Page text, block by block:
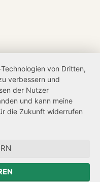
von Dritten,
verbessern und
der Nutzer
und kann meine
die Zukunft widerrufen